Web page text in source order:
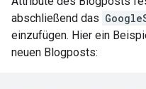
abschließend das
einzufügen. Hier ein
neuen Blogposts: